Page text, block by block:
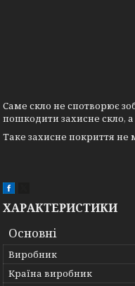
Саме скло не спотворює
пошкодити захисне скло,
Таке захисне покриття не
ХАРАКТЕРИСТИКИ
Основні
Виробник
Країна виробник